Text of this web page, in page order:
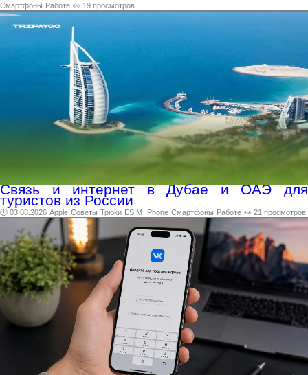
Смартфоны Работе 👀 19 просмотров
Связь и интернет в Дубае и ОАЭ для
туристов из России
🕑 03.08.2026 Apple Советы Трюки ESIM IPhone Смартфоны Работе 👀 21 просмотров